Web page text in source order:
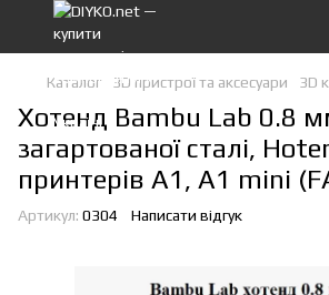
Каталог 3D пристрої та аксесуари 3D
Хотенд Bambu Lab 0.8
загартованої сталі,
принтерів A1, A1 mini
Артикул: 0304 Написати відгук